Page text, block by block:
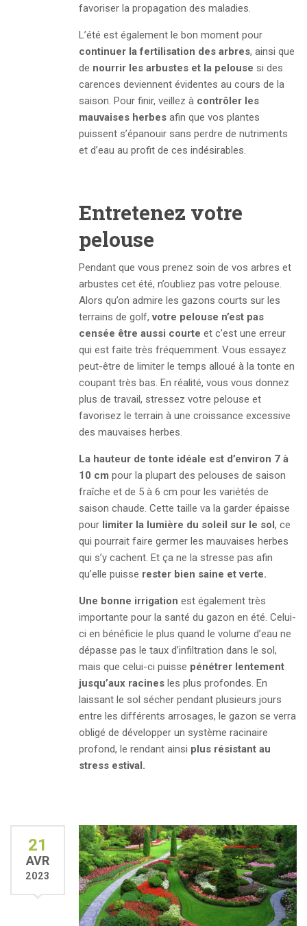
favoriser la propagation des maladies.
L’été est également le bon moment pour
continuer la fertilisation des arbres, ainsi que
de nourrir les arbustes et la pelouse si des
carences deviennent évidentes au cours de la
saison. Pour finir, veillez à contrôler les
mauvaises herbes afin que vos plantes
puissent s’épanouir sans perdre de nutriments
et d’eau au profit de ces indésirables.
Entretenez votre
pelouse
Pendant que vous prenez soin de vos arbres et
arbustes cet été, n’oubliez pas votre pelouse.
Alors qu’on admire les gazons courts sur les
terrains de golf,votre pelouse n’est pas
censée être aussi courte et c’est une erreur
qui est faite très fréquemment. Vous essayez
peut-être de limiter le temps alloué à la tonte en
coupant très bas. En réalité, vous vous donnez
plus de travail, stressez votre pelouse et
favorisez le terrain à une croissance excessive
des mauvaises herbes.
La hauteur de tonte idéale est d’environ 7 à
10 cm pour la plupart des pelouses de saison
fraîche et de 5 à 6 cm pour les variétés de
saison chaude. Cette taille va la garder épaisse
pour limiter la lumière du soleil sur le sol, ce
qui pourrait faire germer les mauvaises herbes
qui s’y cachent. Et ça ne la stresse pas afin
qu’elle puisse rester bien saine et verte.
Une bonne irrigation est également très
importante pour la santé du gazon en été. Celui-
ci en bénéficie le plus quand le volume d’eau ne
dépasse pas le taux d’infiltration dans le sol,
mais que celui-ci puisse pénétrer lentement
jusqu’aux racines les plus profondes. En
laissant le sol sécher pendant plusieurs jours
entre les différents arrosages, le gazon se verra
obligé de développer un système racinaire
profond, le rendant ainsi plus résistant au
stress estival.
21
AVR
2023